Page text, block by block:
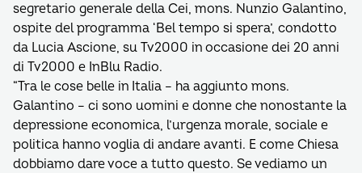
segretario generale della Cei, mons. Nunzio Galantino,
ospite del programma ‘Bel tempo si spera’, condotto
da Lucia Ascione, su Tv2000 in occasione dei 20 anni
di Tv2000 e InBlu Radio.
“Tra le cose belle in Italia – ha aggiunto mons.
Galantino – ci sono uomini e donne che nonostante la
depressione economica, l’urgenza morale, sociale e
politica hanno voglia di andare avanti. E come Chiesa
dobbiamo dare voce a tutto questo. Se vediamo un